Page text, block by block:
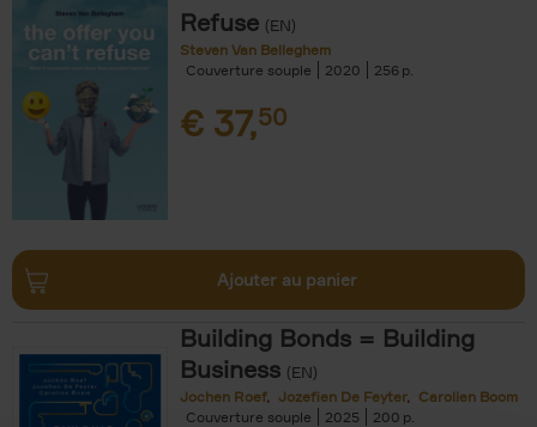
Refuse (EN)
Steven Van Belleghem
Couverture souple
2020 256
€ 37,50
Ajouter au panier
Building Bonds = Building
Business (EN)
Jochen Roef Jozefien De Feyter
Carolien Boom
Couverture souple
2025 200